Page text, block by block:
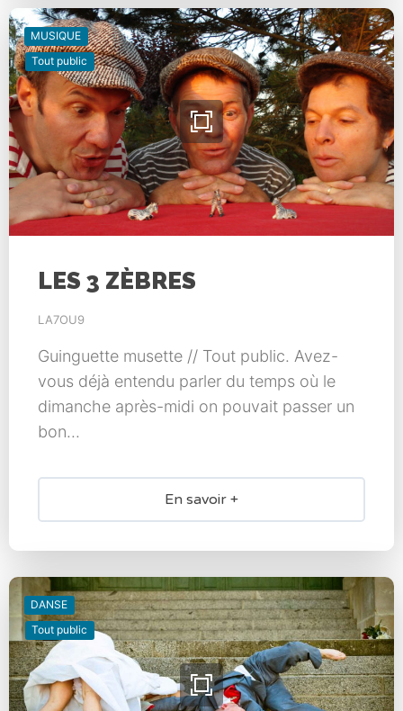
Tout public
MUSIQUE
LES 3 ZÈBRES
LA7OU9
Guinguette musette // Tout public. Avez-
vous déjà entendu parler du temps où le
dimanche après-midi on pouvait passer un
bon...
En savoir +
Tout public
DANSE